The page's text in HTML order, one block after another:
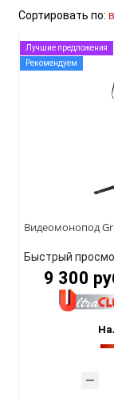
Сортировать по:
Лучшие предложения
Рекомендуем
Видеомонопод
Быстрый
9 300